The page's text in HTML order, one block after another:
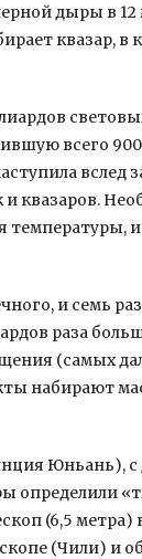
дыры в 12
квазар, в
всего
вслед
квазаров.
температуры,
и семь
раза
(самых
набирают
Юньань), с
определили
(6,5 метра)
(Чили) и